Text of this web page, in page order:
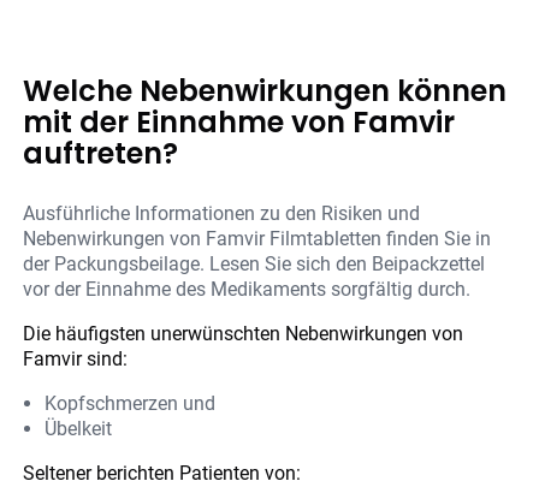
Welche Nebenwirkungen können
mit der Einnahme von Famvir
auftreten?
Ausführliche Informationen zu den Risiken und
Nebenwirkungen von Famvir Filmtabletten finden Sie in
der Packungsbeilage. Lesen Sie sich den Beipackzettel
vor der Einnahme des Medikaments sorgfältig durch.
Die häufigsten unerwünschten Nebenwirkungen von
Famvir sind:
Kopfschmerzen und
Übelkeit
Seltener berichten Patienten von: